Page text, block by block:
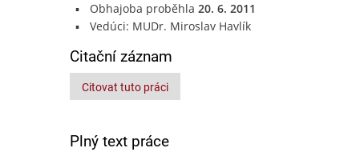
Obhajoba proběhla 20. 6. 2011
Vedúci: MUDr. Miroslav Havlík
Citační záznam
Citovat tuto práci
Plný text práce